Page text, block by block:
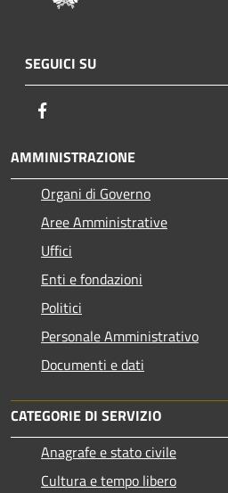
SEGUICI SU
AMMINISTRAZIONE
Organi di Governo
Aree Amministrative
Uffici
Enti e fondazioni
Politici
Personale Amministrativo
Documenti e dati
CATEGORIE DI SERVIZIO
Anagrafe e stato civile
Cultura e tempo libero